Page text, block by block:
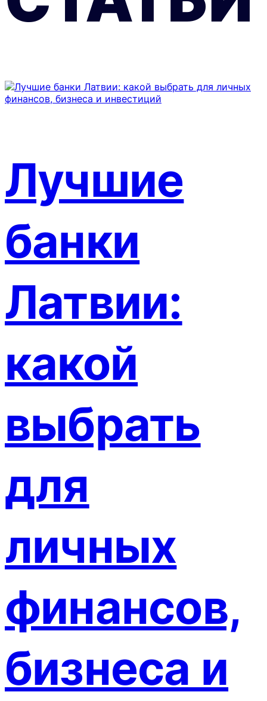
Лучшие
банки
Латвии:
какой
выбрать
для
личных
финансов,
бизнеса и